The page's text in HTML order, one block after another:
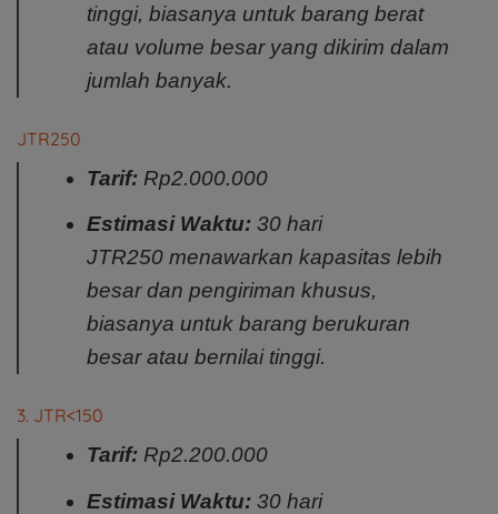
tinggi, biasanya untuk barang berat
atau volume besar yang dikirim dalam
jumlah banyak.
JTR250
Tarif:Rp2.000.000
Estimasi Waktu:30 hari
JTR250 menawarkan kapasitas lebih
besar dan pengiriman khusus,
biasanya untuk barang berukuran
besar atau bernilai tinggi.
3. JTR<150
Tarif:Rp2.200.000
Estimasi Waktu:30 hari